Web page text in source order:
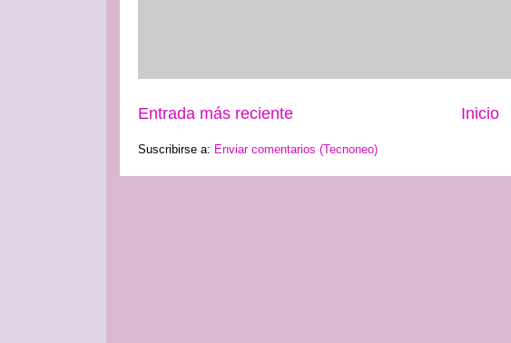
Entrada más reciente Inicio
Suscribirse a: Enviar comentarios (Tecnoneo)